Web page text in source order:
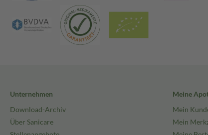
Unternehmen
Download-Archiv
Über Sanicare
Meine
Mein
Mein